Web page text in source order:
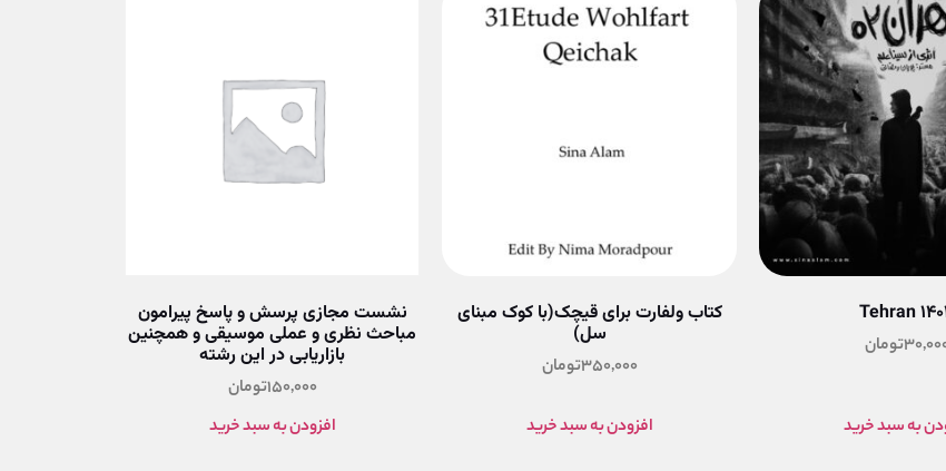
Tehran
تومان
به سبد خرید
کتاب ولفارت برای قیچک(با کوک مبنای
سل)
350,000تومان
افزودن به سبد خرید
نشست مجازی پرسش و پاسخ پیرامون
مباحث نظری و عملی موسیقی و همچنین
بازاریابی در این رشته
150,000تومان
افزودن به سبد خرید